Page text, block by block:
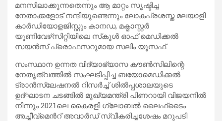
മനസിലാക്കുന്നതെന്നും ആ മാറ്റം സൃഷ്ടിച്ച
നേതാക്കളോട് നന്ദിയുണ്ടെന്നും ലോകപ്രശസ്ത മലയാളി
കാർഡിയോളജിസ്റ്റും കാനഡ, മക്മാസ്റ്റർ
യൂണിവേഴ്‌സിറ്റിയിലെ സ്‌കൂൾ ഓഫ് മെഡിക്കൽ
സയൻസ് പ്രൊഫസറുമായ സലിം യൂസഫ്.
സംസ്ഥാന ഉന്നത വിദ്യാഭ്യാസ കൗൺസിലിന്റെ
നേതൃത്വത്തിൽ സംഘടിപ്പിച്ച ബയോമെഡിക്കൽ
ട്രാൻസ്ലേഷനൽ റിസർച്ച് ശിൽപ്പശാലയുടെ
ഉദ്ഘാടന ചടങ്ങിൽ മുഖ്യമന്ത്രി പിണറായി വിജയനിൽ
നിന്നും 2021ലെ കൈരളി ഗ്ലോബൽ ലൈഫ്‌ടൈം
അച്ചീവ്‌മെൻറ് അവാർഡ് സ്വീകരിച്ചശേഷം മറുപടി